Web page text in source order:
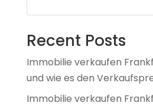
Recent Posts
Immobilie verkaufen
und wie es den
Immobilie verkaufen